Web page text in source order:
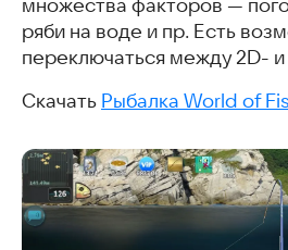
множества факторов —
ряби на воде и пр. Есть
переключаться между 2D-
Скачать Рыбалка World of